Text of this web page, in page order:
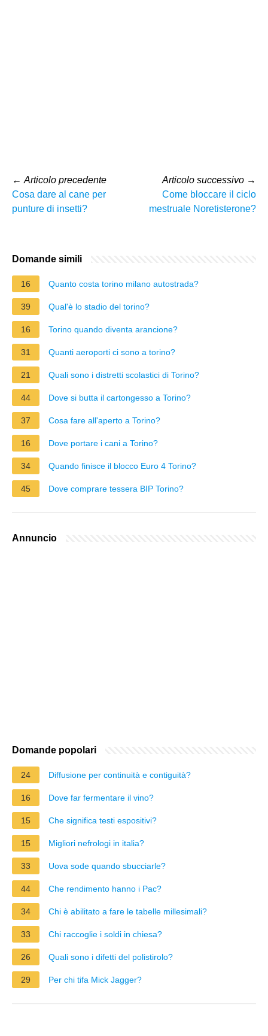
← Articolo precedente
Cosa dare al cane per
punture di insetti?
Articolo successivo →
Come bloccare il ciclo
mestruale Noretisterone?
Domande simili
16 Quanto costa torino milano autostrada?
39 Qual'è lo stadio del torino?
16 Torino quando diventa arancione?
31 Quanti aeroporti ci sono a torino?
21 Quali sono i distretti scolastici di Torino?
44 Dove si butta il cartongesso a Torino?
37 Cosa fare all'aperto a Torino?
16 Dove portare i cani a Torino?
34 Quando finisce il blocco Euro 4 Torino?
45 Dove comprare tessera BIP Torino?
Annuncio
Domande popolari
24 Diffusione per continuità e contiguità?
16 Dove far fermentare il vino?
15 Che significa testi espositivi?
15 Migliori nefrologi in italia?
33 Uova sode quando sbucciarle?
44 Che rendimento hanno i Pac?
34 Chi è abilitato a fare le tabelle millesimali?
33 Chi raccoglie i soldi in chiesa?
26 Quali sono i difetti del polistirolo?
29 Per chi tifa Mick Jagger?